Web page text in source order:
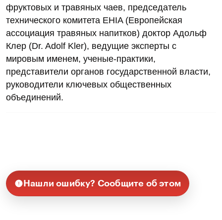
фруктовых и травяных чаев, председатель
технического комитета EHIA (Европейская
ассоциация травяных напитков) доктор Адольф
Клер (Dr. Adolf Kler), ведущие эксперты с
мировым именем, ученые-практики,
представители органов государственной власти,
руководители ключевых общественных
объединений.
Нашли ошибку? Сообщите об этом